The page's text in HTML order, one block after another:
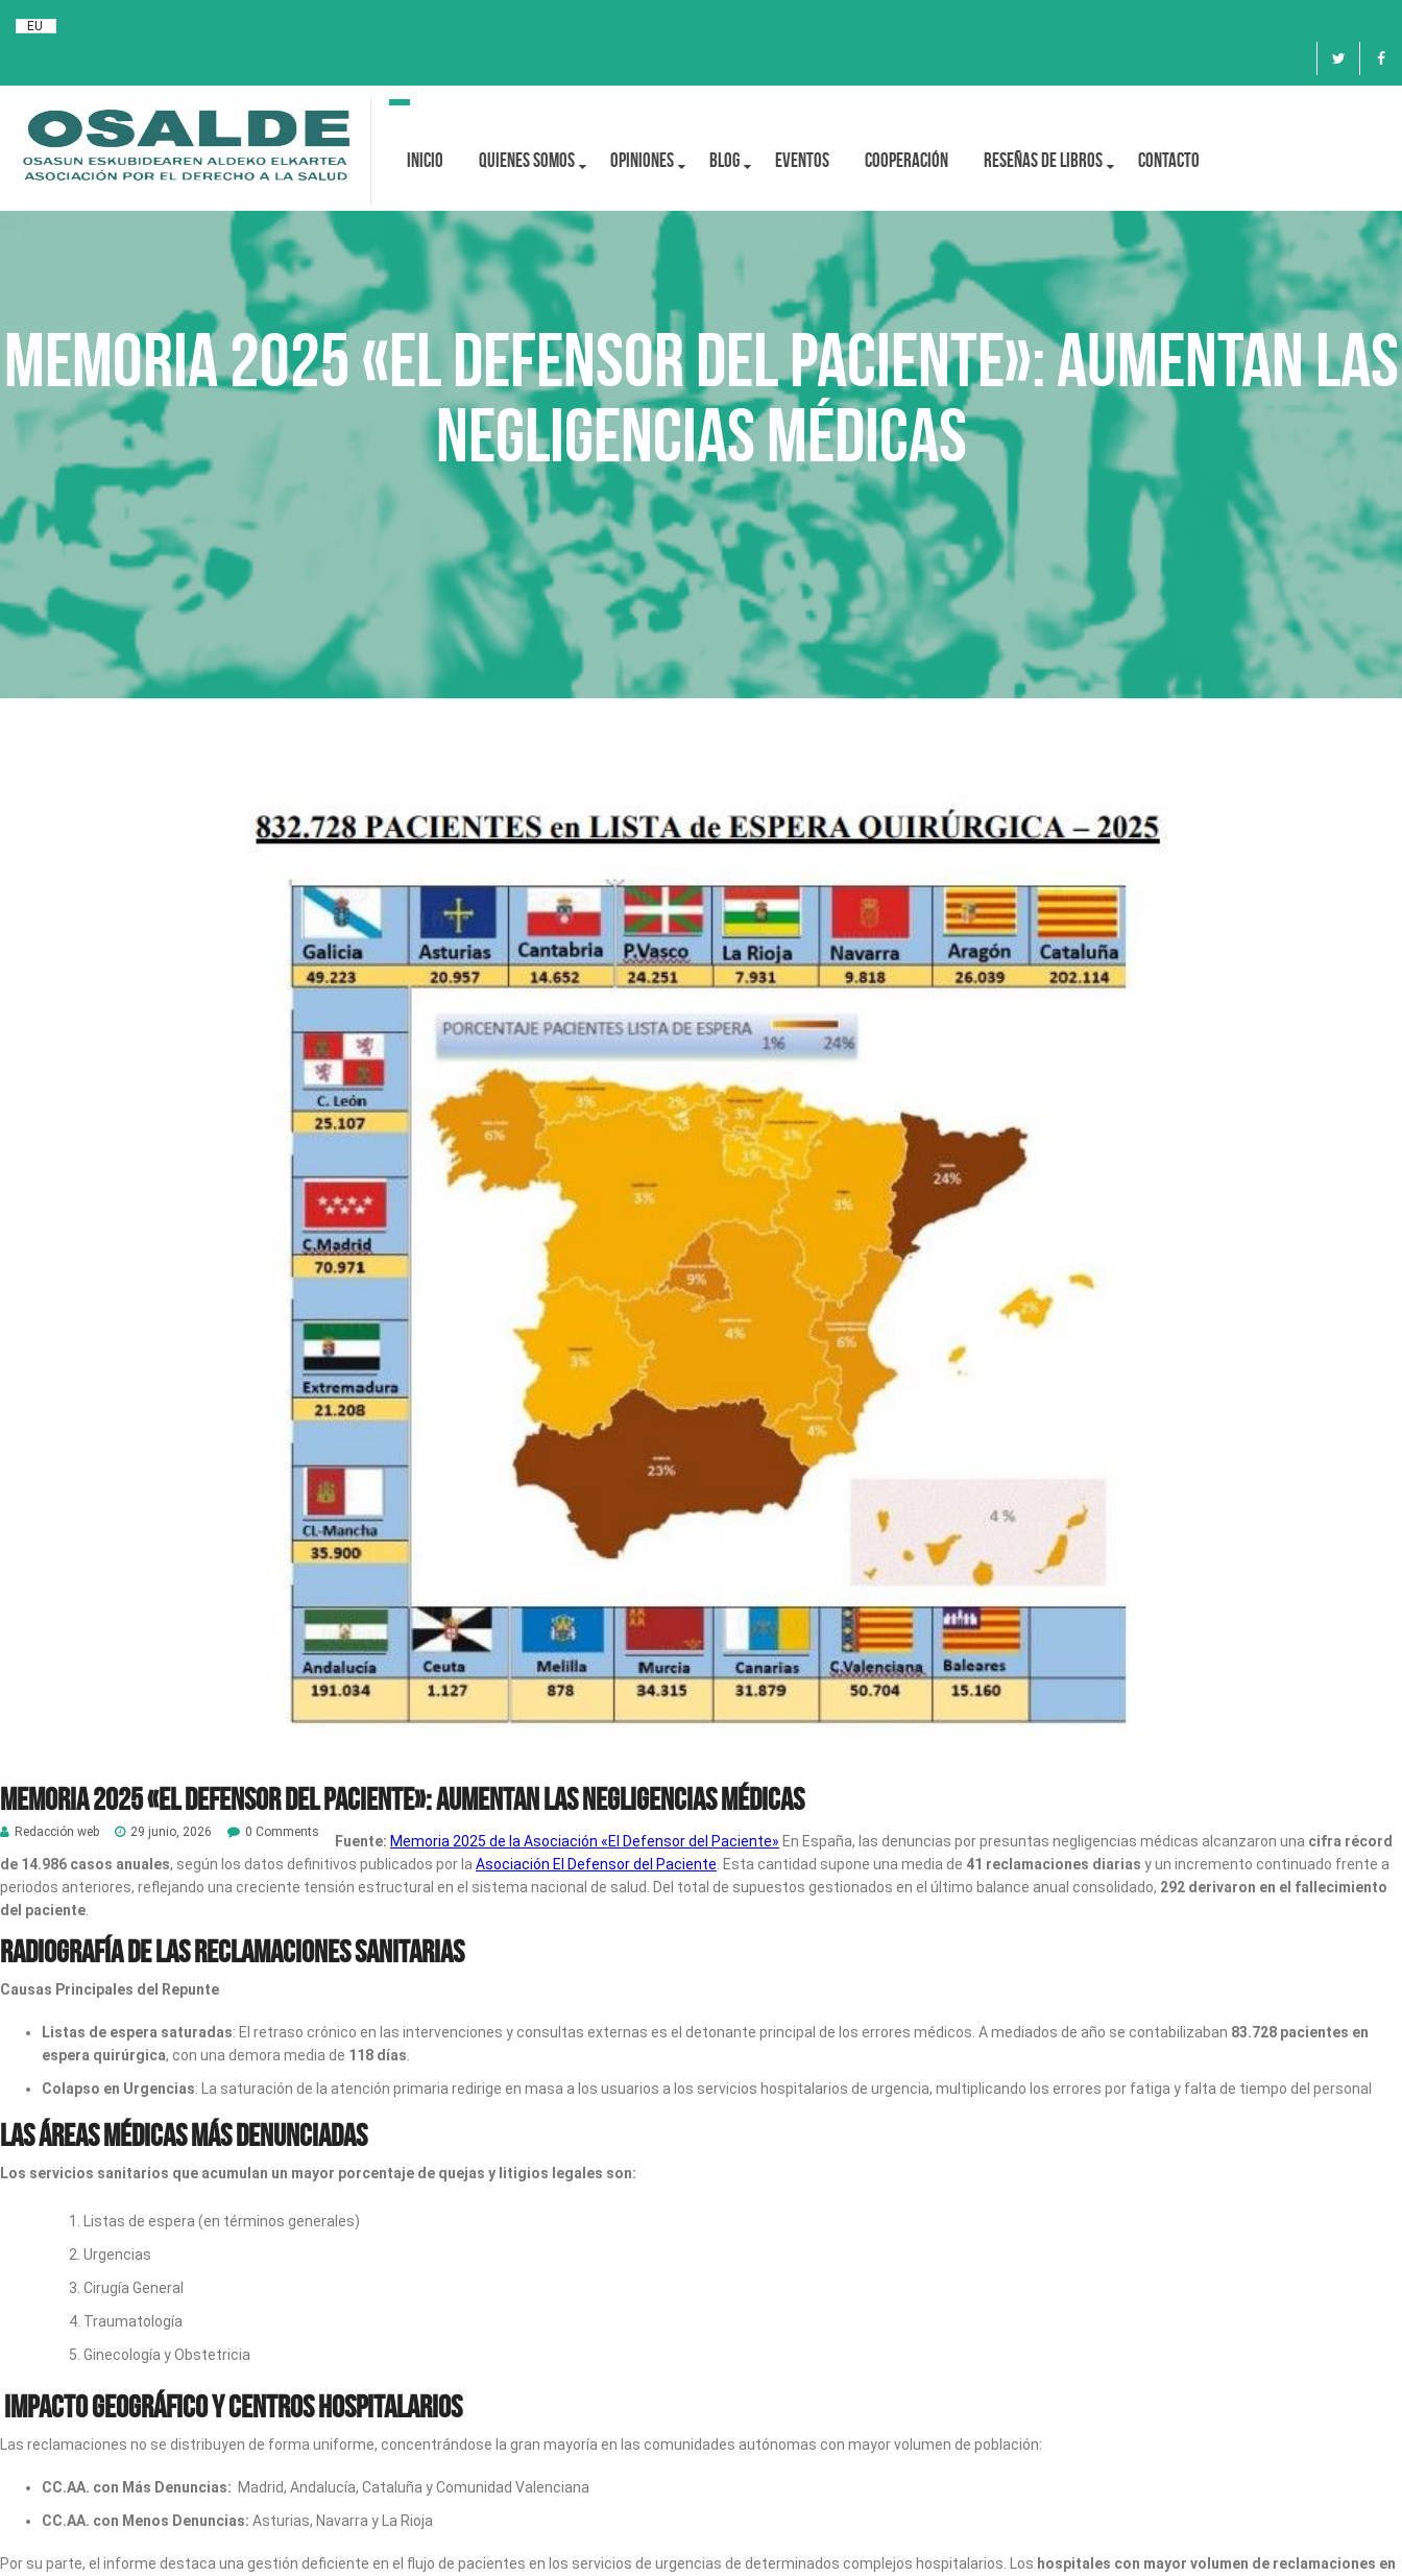
EU
Toggle
Inicio Quienes Somos OPINIONES BLOG Eventos Cooperación Reseñas de libros Contacto
Memoria 2025 «El Defensor del Paciente»: Aumentan las
negligencias médicas
Memoria 2025 «El Defensor del Paciente»: Aumentan las negligencias médicas
Redacción web 29 junio, 2026 0 Comments
Fuente: Memoria 2025 de la Asociación «El Defensor del Paciente» En España, las denuncias por presuntas negligencias médicas alcanzaron una cifra récord
de 14.986 casos anuales, según los datos definitivos publicados por la Asociación El Defensor del Paciente . Esta cantidad supone una media de 41 reclamaciones diarias y un incremento continuado frente a
periodos anteriores, reflejando una creciente tensión estructural en el sistema nacional de salud. Del total de supuestos gestionados en el último balance anual consolidado, 292 derivaron en el fallecimiento
del paciente
Radiografía de las Reclamaciones Sanitarias
Causas Principales del Repunte
Listas de espera saturadas: El retraso crónico en las intervenciones y consultas externas es el detonante principal de los errores médicos. A mediados de año se contabilizaban 83.728 pacientes en
espera quirúrgica, con una demora media de 118 días
Colapso en Urgencias: La saturación de la atención primaria redirige en masa a los usuarios a los servicios hospitalarios de urgencia, multiplicando los errores por fatiga y falta de tiempo del personal
Las Áreas Médicas Más Denunciadas
Los servicios sanitarios que acumulan un mayor porcentaje de quejas y litigios legales son:
Listas de espera (en términos generales)
Urgencias
Cirugía General
Traumatología
Ginecología y Obstetricia
Impacto Geográfico y Centros Hospitalarios
Las reclamaciones no se distribuyen de forma uniforme, concentrándose la gran mayoría en las comunidades autónomas con mayor volumen de población:
CC.AA. con Más Denuncias: Madrid, Andalucía, Cataluña y Comunidad Valenciana
CC.AA. con Menos Denuncias: Asturias, Navarra y La Rioja
Por su parte, el informe destaca una gestión deficiente en el flujo de pacientes en los servicios de urgencias de determinados complejos hospitalarios. Los hospitales con mayor volumen de reclamaciones en